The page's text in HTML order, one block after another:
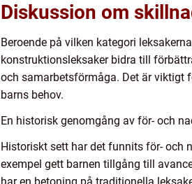
Diskussion om
Beroende på vilken kategori
konstruktionsleksaker bidra till
och samarbetsförmåga. Det är viktigt
barns behov.
En historisk genomgång av för- och
Historiskt sett har det funnits för- och
exempel gett barnen tillgång till